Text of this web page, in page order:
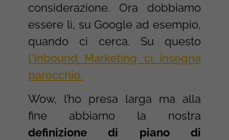
considerazione. Ora dobbiamo
essere lì, su Google ad esempio,
quando ci cerca. Su questo
l’Inbound Marketing ci insegna
parecchio.
Wow, l’ho presa larga ma alla
fine abbiamo la nostra
definizione di piano di